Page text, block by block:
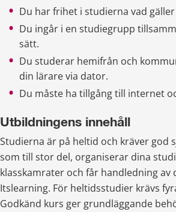
Du har frihet i studierna vad
Du ingår i en studiegrupp
sätt.
Du studerar hemifrån och
din lärare via dator.
Du måste ha tillgång till internet
Utbildningens innehåll
Studierna är på heltid och kräver god
som till stor del, organiserar dina
klasskamrater och får handledning
Itslearning. För heltidsstudier krävs
Godkänd kurs ger grundläggande